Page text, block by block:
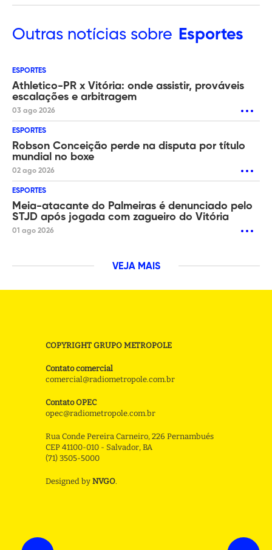
Outras notícias sobre Esportes
ESPORTES
Athletico-PR x Vitória: onde assistir, prováveis
escalações e arbitragem
03 ago 2026
ESPORTES
Robson Conceição perde na disputa por título
mundial no boxe
02 ago 2026
ESPORTES
Meia-atacante do Palmeiras é denunciado pelo
STJD após jogada com zagueiro do Vitória
01 ago 2026
VEJA MAIS
COPYRIGHT GRUPO METROPOLE
Contato comercial
comercial@radiometropole.com.br
Contato OPEC
opec@radiometropole.com.br
Rua Conde Pereira Carneiro, 226 Pernambués
CEP 41100-010 - Salvador, BA
(71) 3505-5000
Designed by NVGO.